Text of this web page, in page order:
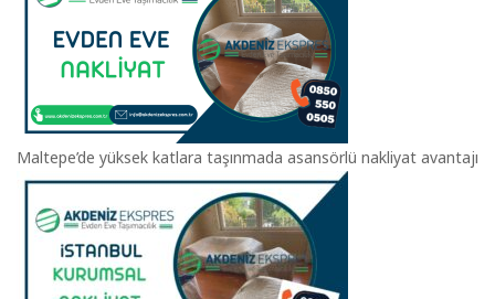
Maltepe’de yüksek katlara taşınmada asansörlü nakliyat avantajı